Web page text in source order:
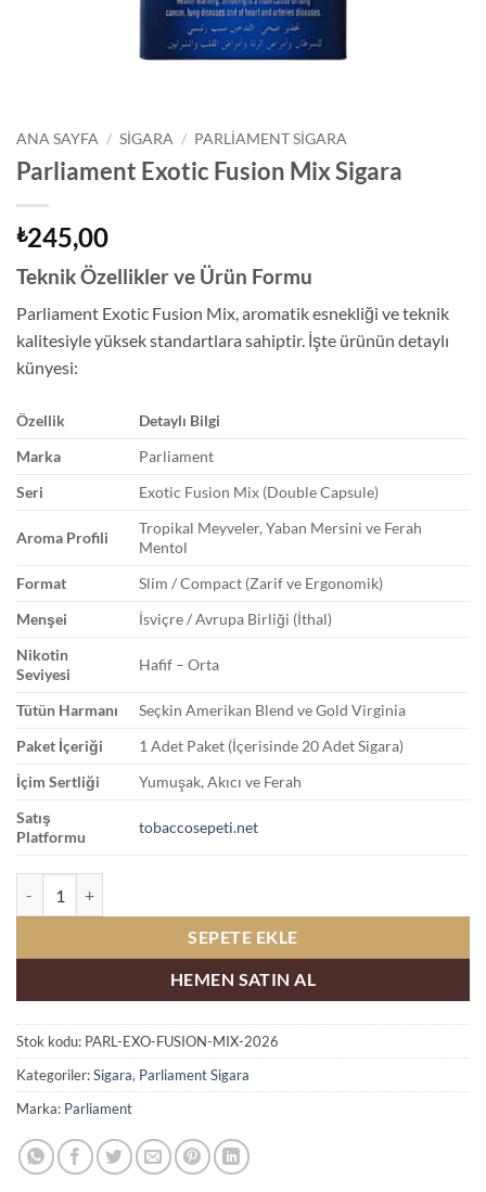
ANA SAYFA / SIGARA / PARLIAMENT SIGARA
Parliament Exotic Fusion Mix Sigara
₺245,00
Teknik Özellikler ve Ürün Formu
Parliament Exotic Fusion Mix, aromatik esnekliği ve teknik
kalitesiyle yüksek standartlara sahiptir. İşte ürünün detaylı
künyesi:
Özellik
Detaylı Bilgi
Marka
Parliament
Seri
Exotic Fusion Mix (Double Capsule)
Aroma Profili
Tropikal Meyveler, Yaban Mersini ve Ferah
Mentol
Format
Slim / Compact (Zarif ve Ergonomik)
Menşei
İsviçre / Avrupa Birliği (İthal)
Nikotin
Seviyesi
Hafif – Orta
Tütün Harmanı
Seçkin Amerikan Blend ve Gold Virginia
Paket İçeriği
1 Adet Paket (İçerisinde 20 Adet Sigara)
İçim Sertliği
Yumuşak, Akıcı ve Ferah
Satış
Platformu
tobaccosepeti.net
SEPETE EKLE
HEMEN SATIN AL
Stok kodu: PARL-EXO-FUSION-MIX-2026
Kategoriler:Sigara, Parliament Sigara
Marka: Parliament